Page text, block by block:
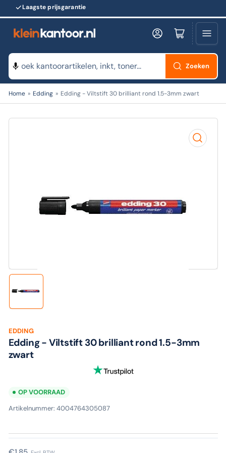
Laagste prijsgarantie
Zoeken
naar
Zoeken
Log in Minikarretje openen
Home » Edding » Edding - Viltstift 30 brilliant rond 1.5-3mm zwart
Laad
galerijweergave
EDDING
Edding - Viltstift 30 brilliant rond 1.5-3mm
zwart
OP VOORRAAD
Artikelnummer: 4004764305087